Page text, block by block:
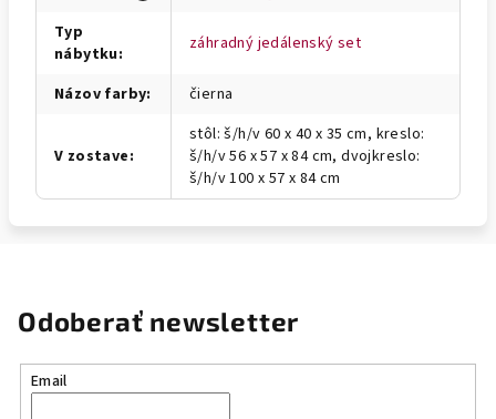
Typ
nábytku: záhradný jedálenský set
Názov farby: čierna
V zostave:
stôl: š/h/v 60 x 40 x 35 cm, kreslo:
š/h/v 56 x 57 x 84 cm, dvojkreslo:
š/h/v 100 x 57 x 84 cm
Odoberať newsletter
Email